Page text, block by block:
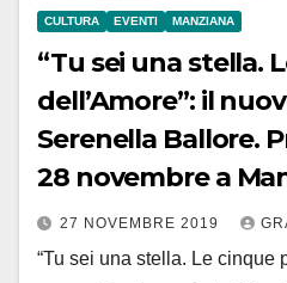
CULTURA EVENTI MANZIANA
“Tu sei una stella.
dell’Amore”: il
Serenella Ballore.
28 novembre a
27 NOVEMBRE 2019
“Tu sei una stella. Le cinque